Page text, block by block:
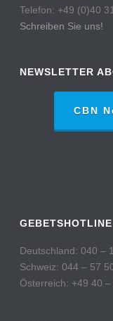
Telefon: +49 (0)40
Schreiben Sie uns!
NEWSLETTER
CBN
GEBETSHOTLINE
Deutschland: 040 –
Schweiz: 044 – 57
Österreich: +49 40